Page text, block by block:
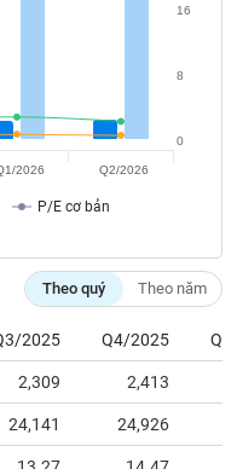
P/E cơ bản
0
8
16
2026 Q2/2026
Theo quý Theo năm
2025 Q4/2025
2,309 2,413
24,141 24,926